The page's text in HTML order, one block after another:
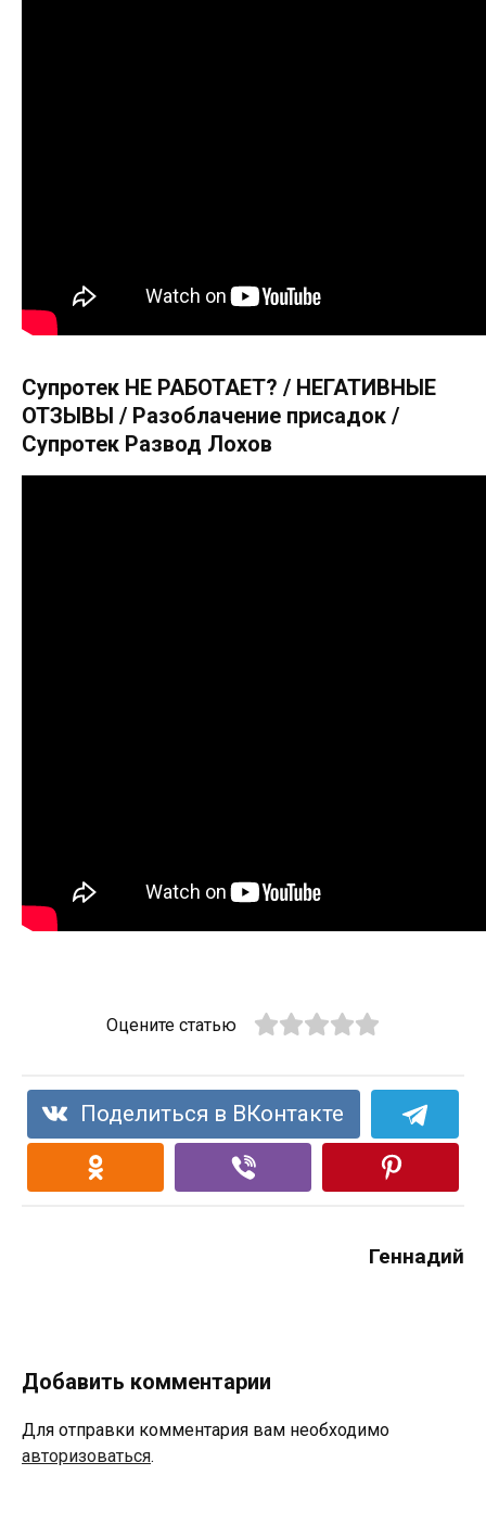
Супротек НЕ РАБОТАЕТ? / НЕГАТИВНЫЕ
ОТЗЫВЫ / Разоблачение присадок /
Супротек Развод Лохов
Оцените статью
Поделиться в ВКонтакте
Геннадий
Добавить комментарии
Для отправки комментария вам необходимо
авторизоваться.